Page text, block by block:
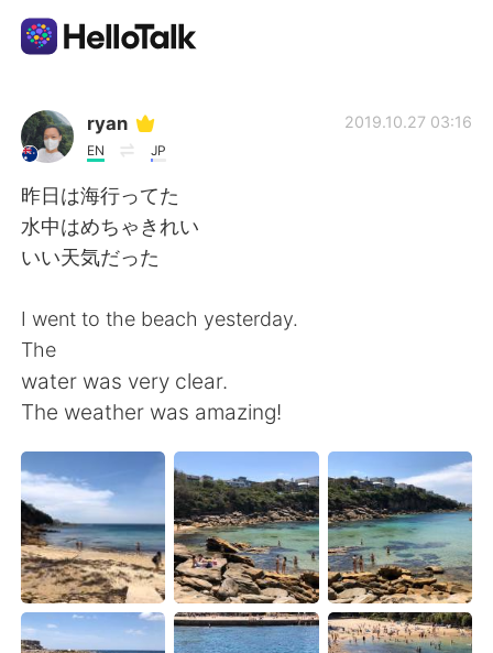
Sprachaustausch-App
AI Grammar Checker
Deutsch
简体中文
繁體中文 Español
日本語 한국어
Русский ไทย
Indonesia Italiano
ryan
EN JP
2019.10.27 03:16
昨日は海行ってた
水中はめちゃきれい
いい天気だった
I went to the beach yesterday.
The
water was very clear.
The weather was amazing!